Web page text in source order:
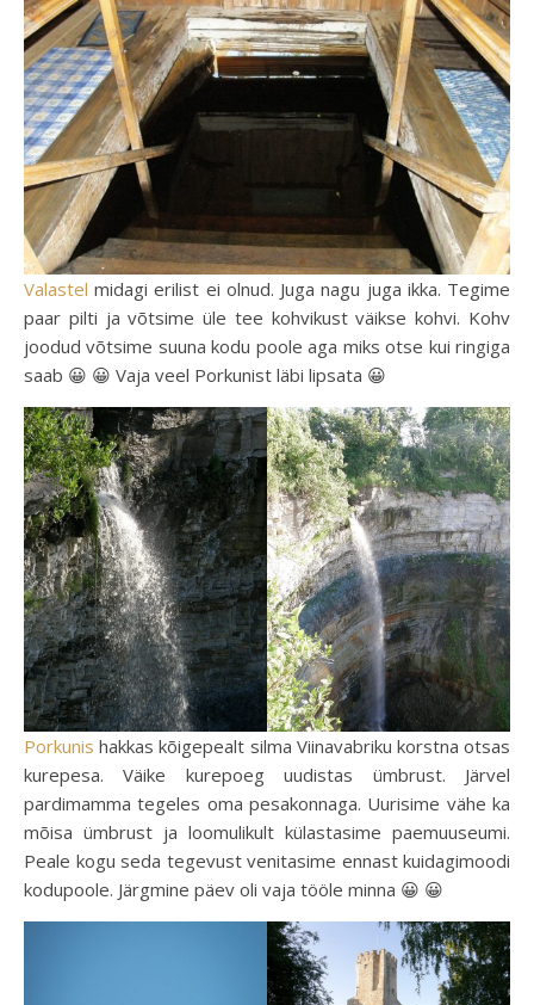
Valastel midagi erilist ei olnud. Juga nagu juga ikka. Tegime
paar pilti ja võtsime üle tee kohvikust väikse kohvi. Kohv
joodud võtsime suuna kodu poole aga miks otse kui ringiga
saab 😀 😀 Vaja veel Porkunist läbi lipsata 😀
Porkunis hakkas kõigepealt silma Viinavabriku korstna otsas
kurepesa. Väike kurepoeg uudistas ümbrust. Järvel
pardimamma tegeles oma pesakonnaga. Uurisime vähe ka
mõisa ümbrust ja loomulikult külastasime paemuuseumi.
Peale kogu seda tegevust venitasime ennast kuidagimoodi
kodupoole. Järgmine päev oli vaja tööle minna 😀 😀